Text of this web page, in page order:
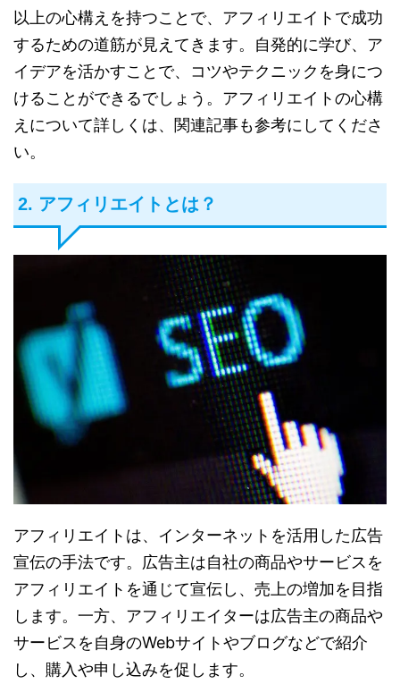
以上の心構えを持つことで、アフィリエイトで成功
するための道筋が見えてきます。自発的に学び、ア
イデアを活かすことで、コツやテクニックを身につ
けることができるでしょう。アフィリエイトの心構
えについて詳しくは、関連記事も参考にしてくださ
い。
2. アフィリエイトとは？
アフィリエイトは、インターネットを活用した広告
宣伝の手法です。広告主は自社の商品やサービスを
アフィリエイトを通じて宣伝し、売上の増加を目指
します。一方、アフィリエイターは広告主の商品や
サービスを自身のWebサイトやブログなどで紹介
し、購入や申し込みを促します。